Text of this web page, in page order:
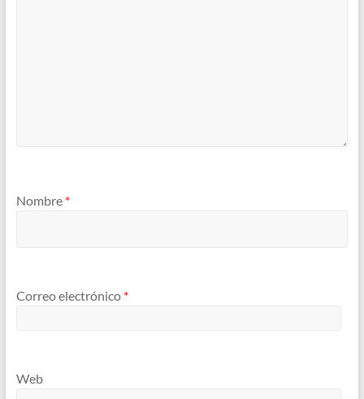
Nombre *
Correo electrónico *
Web